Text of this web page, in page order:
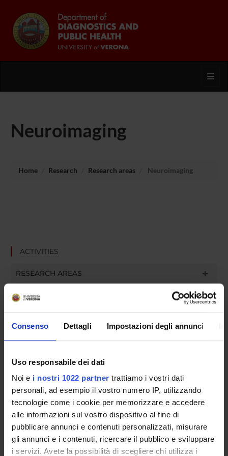
Consenso Dettagli Impostazioni degli annunci
Uso responsabile dei dati
Noi e i nostri 1022 partner trattiamo i vostri dati
personali, ad esempio il vostro numero IP, utilizzando
tecnologie come i cookie per memorizzare e accedere
alle informazioni sul vostro dispositivo al fine di
pubblicare annunci e contenuti personalizzati, misurare
gli annunci e i contenuti, ricercare il pubblico e sviluppare
i servizi. Avete la possibilità di scegliere chi utilizza i
Neuroimaging
Home Research Research areas Neuroimaging
ACTIVITIES
RESEARCH AREAS
RESEARCH GROUPS
PHD PROGRAMMES
RESEARCH FACILITIES
LIBRARIES
CENTRI
LABORATORIES AND RESEARCH CENTRES